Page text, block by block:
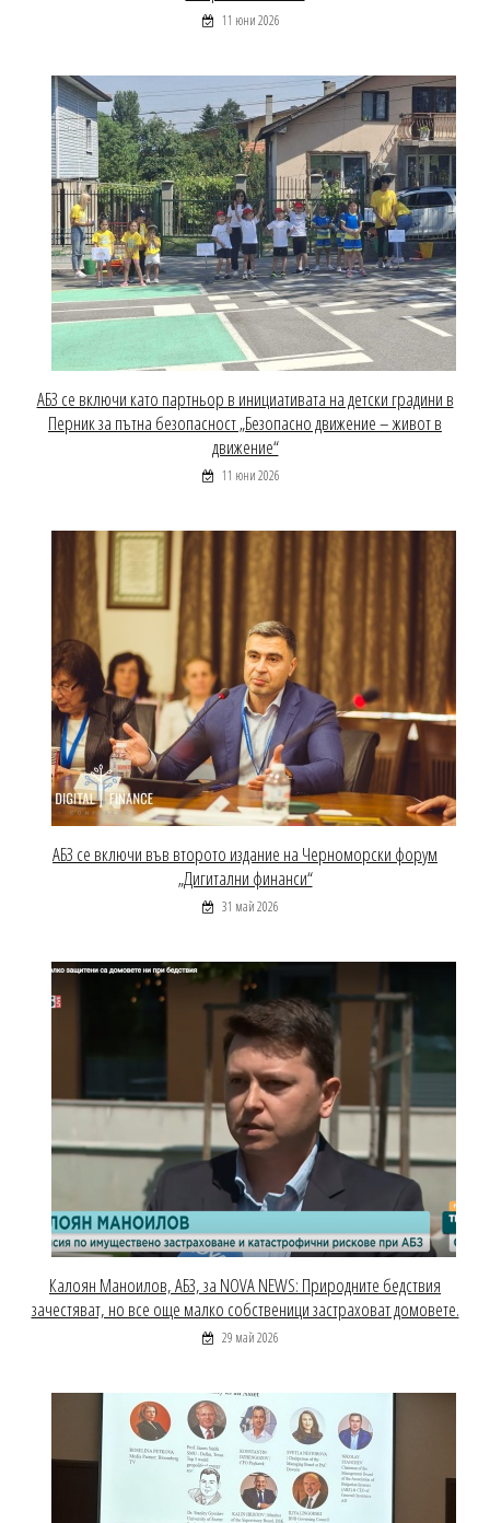
11 юни 2026
АБЗ се включи като партньор в инициативата на детски градини в
Перник за пътна безопасност „Безопасно движение – живот в
движение“
11 юни 2026
АБЗ се включи във второто издание на Черноморски форум
„Дигитални финанси“
31 май 2026
Калоян Маноилов, АБЗ, за NOVA NEWS: Природните бедствия
зачестяват, но все още малко собственици застраховат домовете.
29 май 2026